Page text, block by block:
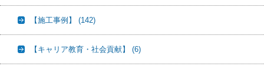
【施工事例】 (142)
【キャリア教育・社会貢献】 (6)